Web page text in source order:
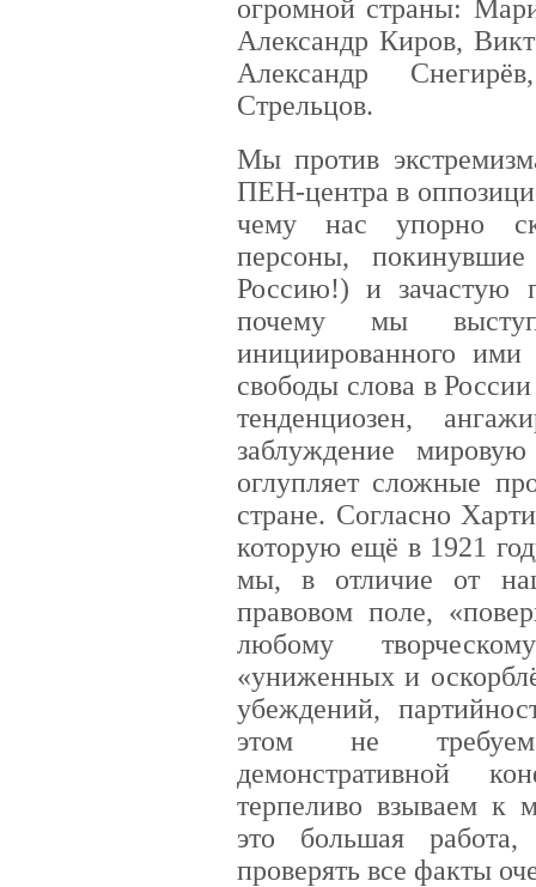
огромной страны:
Александр Киров,
Александр
Стрельцов.
Мы против
ПЕН-центра в
чему нас упорно
персоны,
Россию!) и зачастую
почему мы
инициированного ими
свободы слова в
тенденциозен,
заблуждение
оглупляет сложные
стране. Согласно
которую ещё в 1921
мы, в отличие от
правовом поле,
любому
«униженных и
убеждений,
этом не требуем
демонстративной
терпеливо взываем к
это большая
проверять все факты